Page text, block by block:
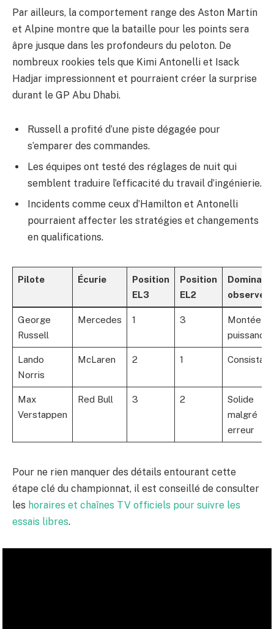
Par ailleurs, la comportement range des Aston Martin
et Alpine montre que la bataille pour les points sera
âpre jusque dans les profondeurs du peloton. De
nombreux rookies tels que Kimi Antonelli et Isack
Hadjar impressionnent et pourraient créer la surprise
durant le GP Abu Dhabi.
Russell a profité d’une piste dégagée pour
s’emparer des commandes.
Les équipes ont testé des réglages de nuit qui
semblent traduire l’efficacité du travail d’ingénierie.
Incidents comme ceux d’Hamilton et Antonelli
pourraient affecter les stratégies et changements
en qualifications.
Pilote Écurie
Position
EL3
Position
EL2
observée
George
Russell
Mercedes 1 3
Montée en
puissance
Lando
Norris
McLaren 2 1 Consistant
Max
Verstappen
Red Bull 3 2
Solide
malgré
erreur
Pour ne rien manquer des détails entourant cette
étape clé du championnat, il est conseillé de consulter
les horaires et chaînes TV officiels pour suivre les
essais libres.